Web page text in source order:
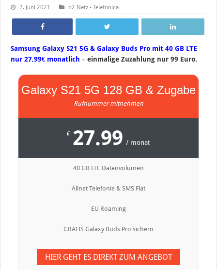
2. Juni 2021 o2 Netz - Telefonica
Samsung Galaxy S21 5G & Galaxy Buds Pro mit 40 GB LTE
nur 27,99€ monatlich – einmalige Zuzahlung nur 99 Euro.
Galaxy S21 5G 128 GB & Zugabe
Rufnummer mitnehmen
€ 27.99 / monat
40 GB LTE Datenvolumen
Allnet Telefonie & SMS Flat
EU Roaming
GRATIS Galaxy Buds Pro sichern
HIER GEHT ES DIREKT ZUM ANGEBOT